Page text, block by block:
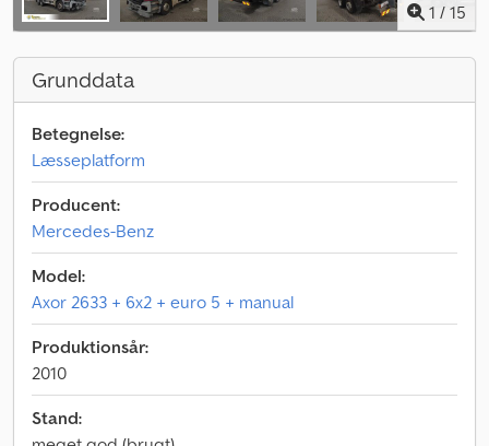
1 / 15
Grunddata
Betegnelse:
Læsseplatform
Producent:
Mercedes-Benz
Model:
Axor 2633 + 6x2 + euro 5 + manual
Produktionsår:
2010
Stand: